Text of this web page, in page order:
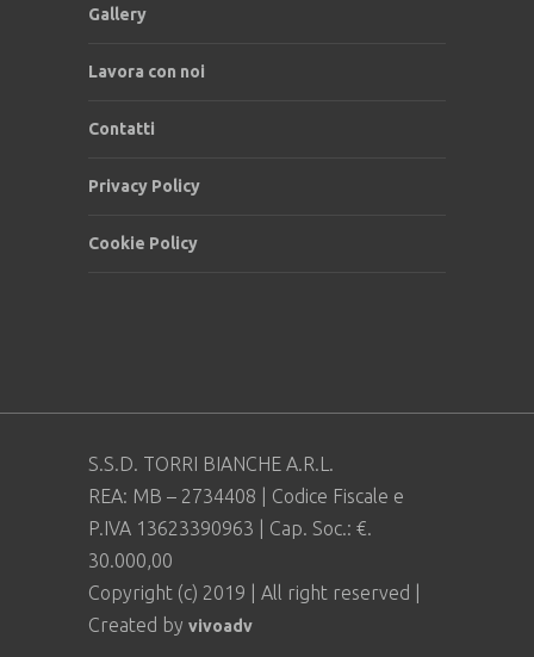
Gallery
Lavora con noi
Contatti
Privacy Policy
Cookie Policy
S.S.D. TORRI BIANCHE A.R.L.
REA: MB – 2734408 | Codice Fiscale e
P.IVA 13623390963 | Cap. Soc.: €.
30.000,00
Copyright (c) 2019 | All right reserved |
Created by vivoadv